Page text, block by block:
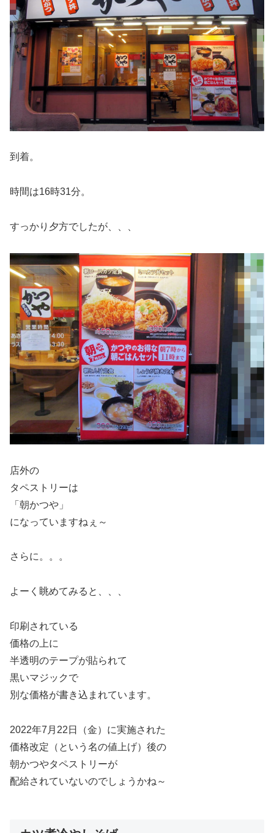
到着。
時間は16時31分。
すっかり夕方でしたが、、、
店外の
タペストリーは
「朝かつや」
になっていますねぇ～
さらに。。。
よーく眺めてみると、、、
印刷されている
価格の上に
半透明のテープが貼られて
黒いマジックで
別な価格が書き込まれています。
2022年7月22日（金）に実施された
価格改定（という名の値上げ）後の
朝かつやタペストリーが
配給されていないのでしょうかね～